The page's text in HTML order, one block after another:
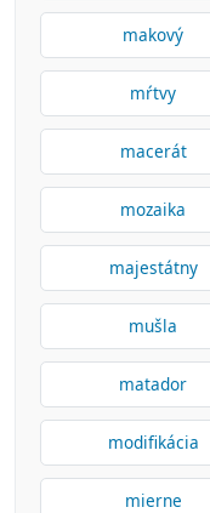
makový
mŕtvy
macerát
mozaika
majestátny
mušla
matador
modifikácia
mierne